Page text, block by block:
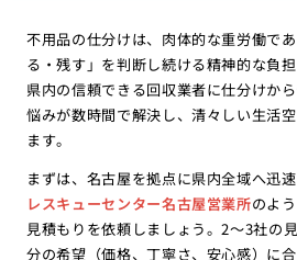
不用品の仕分けは、肉体的な重労働で
る・残す」を判断し続ける精神的な負
県内の信頼できる回収業者に仕分けか
悩みが数時間で解決し、清々しい生活
ます。
まずは、名古屋を拠点に県内全域へ迅
レスキューセンター名古屋営業所のよ
見積もりを依頼しましょう。2〜3社の
分の希望（価格、丁寧さ、安心感）に